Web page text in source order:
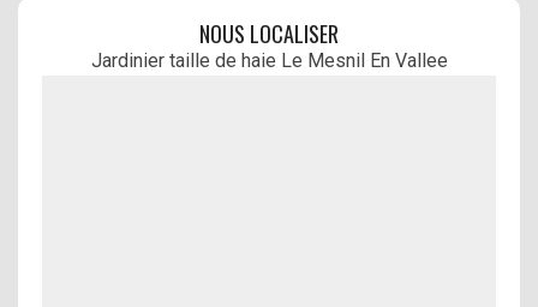
NOUS LOCALISER
Jardinier taille de haie Le Mesnil En Vallee